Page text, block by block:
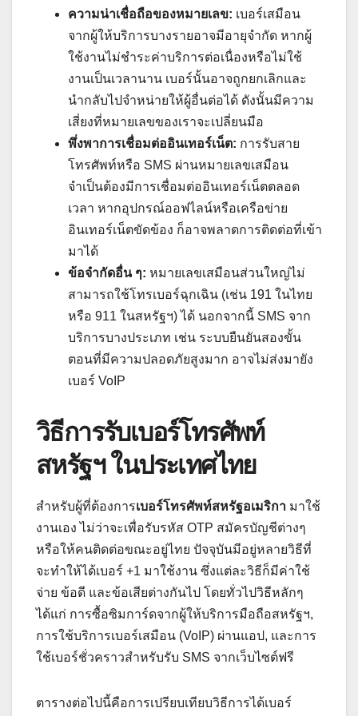
ความน่าเชื่อถือของหมายเลข: เบอร์เสมือน
จากผู้ให้บริการบางรายอาจมีอายุจำกัด หากผู้
ใช้งานไม่ชำระค่าบริการต่อเนื่องหรือไม่ใช้
งานเป็นเวลานาน เบอร์นั้นอาจถูกยกเลิกและ
นำกลับไปจำหน่ายให้ผู้อื่นต่อได้ ดังนั้นมีความ
เสี่ยงที่หมายเลขของเราจะเปลี่ยนมือ
พึ่งพาการเชื่อมต่ออินเทอร์เน็ต: การรับสาย
โทรศัพท์หรือ SMS ผ่านหมายเลขเสมือน
จำเป็นต้องมีการเชื่อมต่ออินเทอร์เน็ตตลอด
เวลา หากอุปกรณ์ออฟไลน์หรือเครือข่าย
อินเทอร์เน็ตขัดข้อง ก็อาจพลาดการติดต่อที่เข้า
มาได้
ข้อจำกัดอื่น ๆ: หมายเลขเสมือนส่วนใหญ่ไม่
สามารถใช้โทรเบอร์ฉุกเฉิน (เช่น 191 ในไทย
หรือ 911 ในสหรัฐฯ) ได้ นอกจากนี้ SMS จาก
บริการบางประเภท เช่น ระบบยืนยันสองขั้น
ตอนที่มีความปลอดภัยสูงมาก อาจไม่ส่งมายัง
เบอร์ VoIP
วิธีการรับเบอร์โทรศัพท์
สหรัฐฯ ในประเทศไทย
สำหรับผู้ที่ต้องการเบอร์โทรศัพท์สหรัฐอเมริกา มาใช้
งานเอง ไม่ว่าจะเพื่อรับรหัส OTP สมัครบัญชีต่างๆ
หรือให้คนติดต่อขณะอยู่ไทย ปัจจุบันมีอยู่หลายวิธีที่
จะทำให้ได้เบอร์ +1 มาใช้งาน ซึ่งแต่ละวิธีก็มีค่าใช้
จ่าย ข้อดี และข้อเสียต่างกันไป โดยทั่วไปวิธีหลักๆ
ได้แก่ การซื้อซิมการ์ดจากผู้ให้บริการมือถือสหรัฐฯ,
การใช้บริการเบอร์เสมือน (VoIP) ผ่านแอป, และการ
ใช้เบอร์ชั่วคราวสำหรับรับ SMS จากเว็บไซต์ฟรี
ตารางต่อไปนี้คือการเปรียบเทียบวิธีการได้เบอร์